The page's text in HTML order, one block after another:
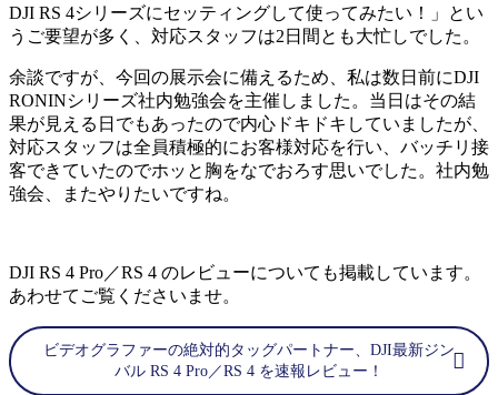
DJI RS 4シリーズにセッティングして使ってみたい！」とい
うご要望が多く、対応スタッフは2日間とも大忙しでした。
余談ですが、今回の展示会に備えるため、私は数日前にDJI
RONINシリーズ社内勉強会を主催しました。当日はその結
果が見える日でもあったので内心ドキドキしていましたが、
対応スタッフは全員積極的にお客様対応を行い、バッチリ接
客できていたのでホッと胸をなでおろす思いでした。社内勉
強会、またやりたいですね。
DJI RS 4 Pro／RS 4 のレビューについても掲載しています。
あわせてご覧くださいませ。
ビデオグラファーの絶対的タッグパートナー、DJI最新ジン
バル RS 4 Pro／RS 4 を速報レビュー！